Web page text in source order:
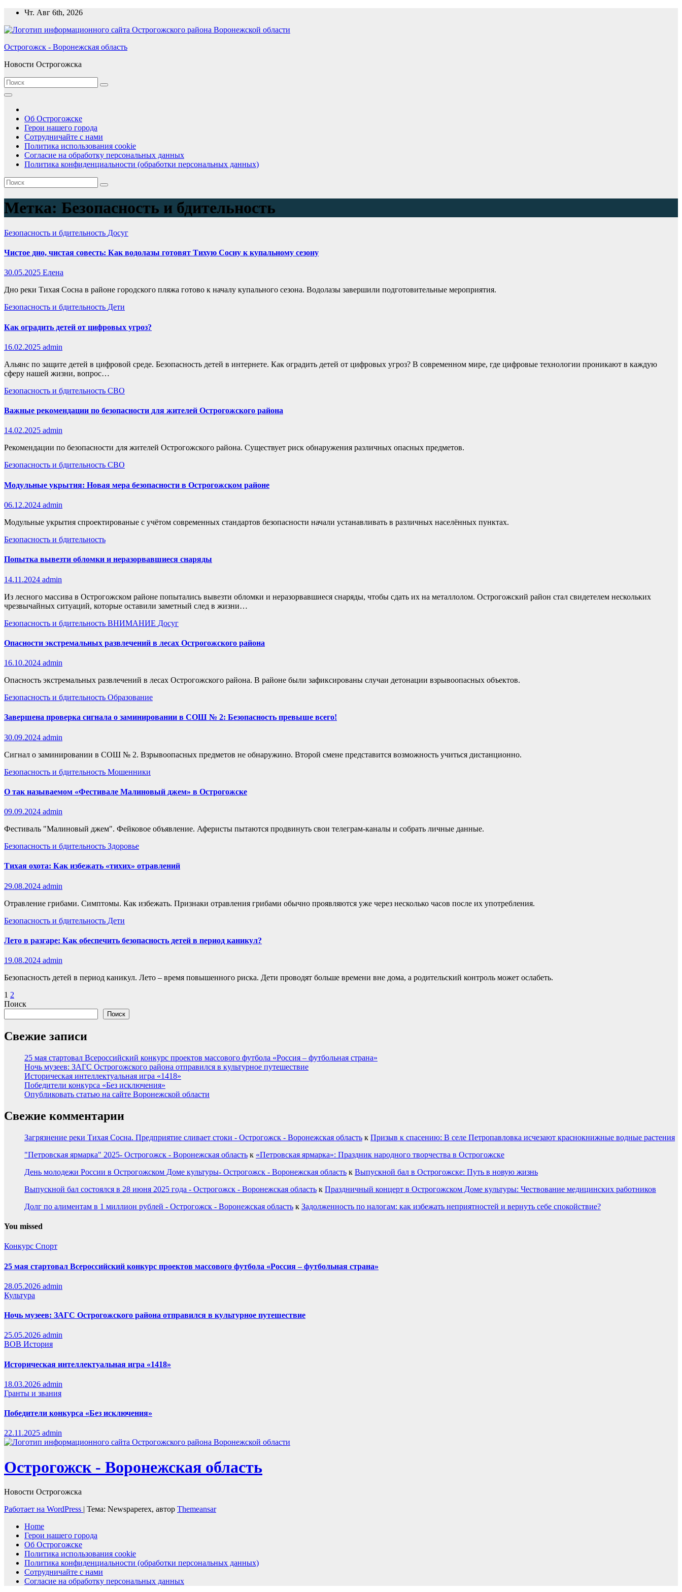
Перейти
содержимому
Чт. Авг 6th, 2026
Острогожск - Воронежская область
Новости Острогожска
Об Острогожске
Герои нашего города
Сотрудничайте с нами
Политика использования cookie
Согласие на обработку персональных данных
Политика конфиденциальности (обработки персональных данных)
Метка: Безопасность и бдительность
Безопасность и бдительность Досуг
Чистое дно, чистая совесть: Как водолазы готовят Тихую Сосну к купальному сезону
30.05.2025 Елена
Дно реки Тихая Сосна в районе городского пляжа готово к началу купального сезона. Водолазы завершили подготовительные мероприятия.
Безопасность и бдительность Дети
Как оградить детей от цифровых угроз?
16.02.2025 admin
Альянс по защите детей в цифровой среде. Безопасность детей в интернете. Как оградить детей от цифровых угроз? В современном мире, где цифровые технологии проникают в каждую
сферу нашей жизни, вопрос…
Безопасность и бдительность СВО
Важные рекомендации по безопасности для жителей Острогожского района
14.02.2025 admin
Рекомендации по безопасности для жителей Острогожского района. Существует риск обнаружения различных опасных предметов.
Безопасность и бдительность СВО
Модульные укрытия: Новая мера безопасности в Острогожском районе
06.12.2024 admin
Модульные укрытия спроектированые с учётом современных стандартов безопасности начали устанавливать в различных населённых пунктах.
Безопасность и бдительность
Попытка вывезти обломки и неразорвавшиеся снаряды
14.11.2024 admin
Из лесного массива в Острогожском районе попытались вывезти обломки и неразорвавшиеся снаряды, чтобы сдать их на металлолом. Острогожский район стал свидетелем нескольких
чрезвычайных ситуаций, которые оставили заметный след в жизни…
Безопасность и бдительность ВНИМАНИЕ Досуг
Опасности экстремальных развлечений в лесах Острогожского района
16.10.2024 admin
Опасность экстремальных развлечений в лесах Острогожского района. В районе были зафиксированы случаи детонации взрывоопасных объектов.
Безопасность и бдительность Образование
Завершена проверка сигнала о заминировании в СОШ № 2: Безопасность превыше всего!
30.09.2024 admin
Сигнал о заминировании в СОШ № 2. Взрывоопасных предметов не обнаружино. Второй смене представится возможность учиться дистанционно.
Безопасность и бдительность Мошенники
О так называемом «Фестивале Малиновый джем» в Острогожске
09.09.2024 admin
Фестиваль "Малиновый джем". Фейковое объявление. Аферисты пытаются продвинуть свои телеграм-каналы и собрать личные данные.
Безопасность и бдительность Здоровье
Тихая охота: Как избежать «тихих» отравлений
29.08.2024 admin
Отравление грибами. Симптомы. Как избежать. Признаки отравления грибами обычно проявляются уже через несколько часов после их употребления.
Безопасность и бдительность Дети
Лето в разгаре: Как обеспечить безопасность детей в период каникул?
19.08.2024 admin
Безопасность детей в период каникул. Лето – время повышенного риска. Дети проводят больше времени вне дома, а родительский контроль может ослабеть.
Пагинация
записей
1 2
Поиск
Поиск
Свежие записи
25 мая стартовал Всероссийский конкурс проектов массового футбола «Россия – футбольная страна»
Ночь музеев: ЗАГС Острогожского района отправился в культурное путешествие
Историческая интеллектуальная игра «1418»
Победители конкурса «Без исключения»
Опубликовать статью на сайте Воронежской области
Свежие комментарии
Загрязнение реки Тихая Сосна. Предприятие сливает стоки - Острогожск - Воронежская область к Призыв к спасению: В селе Петропавловка исчезают краснокнижные водные растения
"Петровская ярмарка" 2025- Острогожск - Воронежская область к «Петровская ярмарка»: Праздник народного творчества в Острогожске
День молодежи России в Острогожском Доме культуры- Острогожск - Воронежская область к Выпускной бал в Острогожске: Путь в новую жизнь
Выпускной бал состоялся в 28 июня 2025 года - Острогожск - Воронежская область к Праздничный концерт в Острогожском Доме культуры: Чествование медицинских работников
Долг по алиментам в 1 миллион рублей - Острогожск - Воронежская область к Задолженность по налогам: как избежать неприятностей и вернуть себе спокойствие?
You missed
Конкурс Спорт
25 мая стартовал Всероссийский конкурс проектов массового футбола «Россия – футбольная страна»
28.05.2026 admin
Культура
Ночь музеев: ЗАГС Острогожского района отправился в культурное путешествие
25.05.2026 admin
ВОВ История
Историческая интеллектуальная игра «1418»
18.03.2026 admin
Гранты и звания
Победители конкурса «Без исключения»
22.11.2025 admin
Острогожск - Воронежская область
Новости Острогожска
Работает на WordPress | Тема: Newspaperex, автор Themeansar
Home
Герои нашего города
Об Острогожске
Политика использования cookie
Политика конфиденциальности (обработки персональных данных)
Сотрудничайте с нами
Согласие на обработку персональных данных